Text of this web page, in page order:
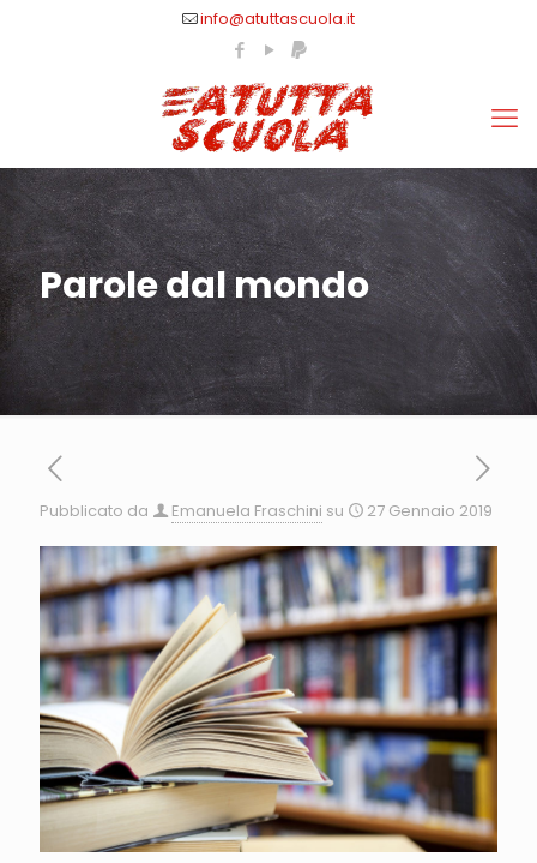
info@atuttascuola.it
Parole dal mondo
Pubblicato da Emanuela Fraschini su 27 Gennaio 2019